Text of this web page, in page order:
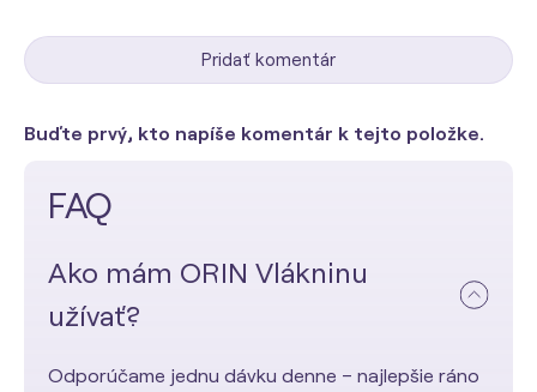
Pridať komentár
Buďte prvý, kto napíše komentár k tejto položke.
FAQ
Ako mám ORIN Vlákninu
užívať?
Odporúčame jednu dávku denne – najlepšie ráno